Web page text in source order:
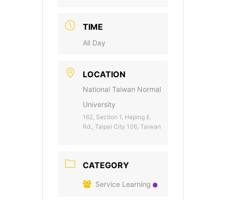
TIME
All Day
LOCATION
National Taiwan Normal
University
162, Section 1, Heping E.
Rd., Taipei City 106, Taiwan
CATEGORY
Service Learning